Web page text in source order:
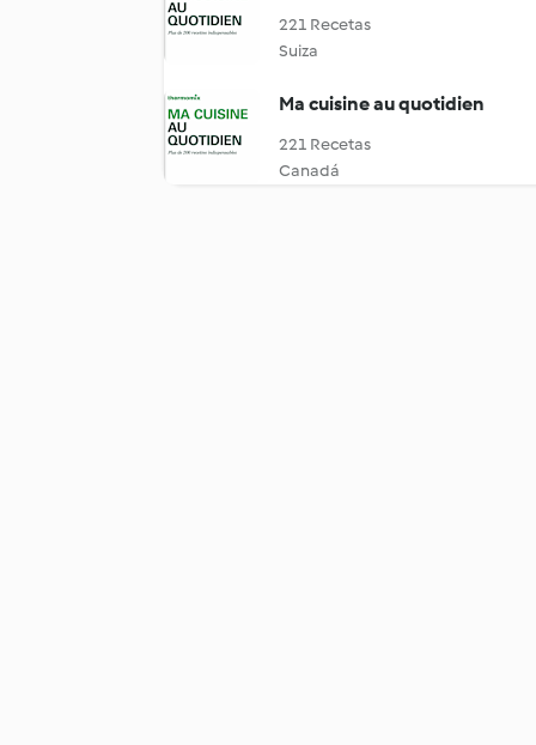
221 Recetas
Suiza
Ma cuisine au quotidien
221 Recetas
Canadá